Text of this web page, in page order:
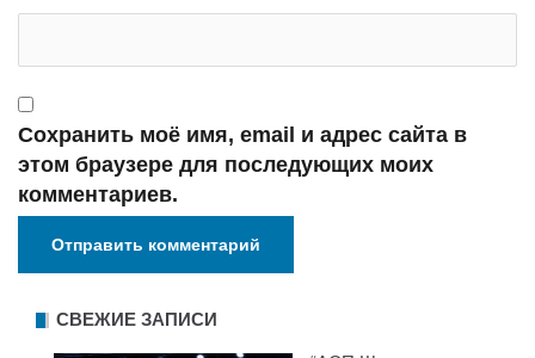
Сохранить моё имя, email и адрес сайта в
этом браузере для последующих моих
комментариев.
СВЕЖИЕ ЗАПИСИ